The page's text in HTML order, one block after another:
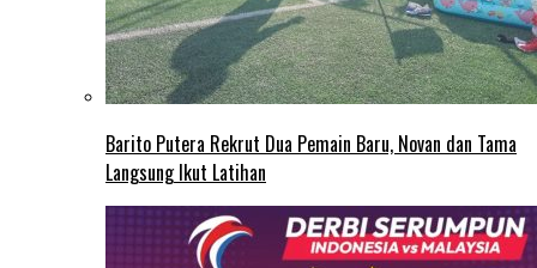
Barito Putera Rekrut Dua Pemain Baru, Novan dan Tama
Langsung Ikut Latihan